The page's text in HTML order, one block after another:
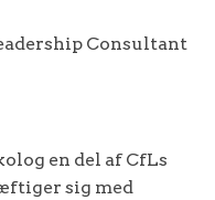
Consultant
en del af CfLs
sig med